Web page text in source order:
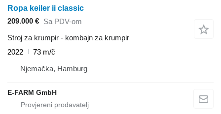
Ropa keiler ii classic
209.000 € Sa PDV-om
Stroj za krumpir - kombajn za krumpir
2022
73 m/č
Njemačka, Hamburg
E-FARM GmbH